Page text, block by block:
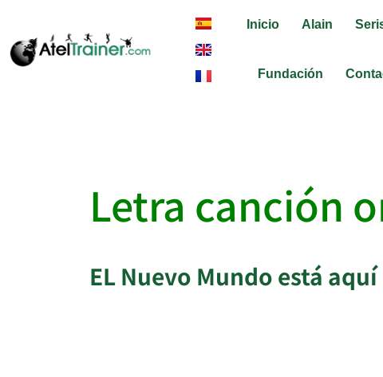
Inicio Alain
Fundación
Letra canción
EL Nuevo Mundo está aquí